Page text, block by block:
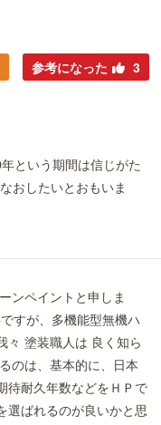
参考になった 3
という期間は信じがた
おしたいとおもいま
ンペイントと申しま
すが、多機能型無機ハ
々 塗装職人は 良く知ら
のは、基本的に、日本
待耐久年数などをＨＰで
選ばれるのが良いかと思